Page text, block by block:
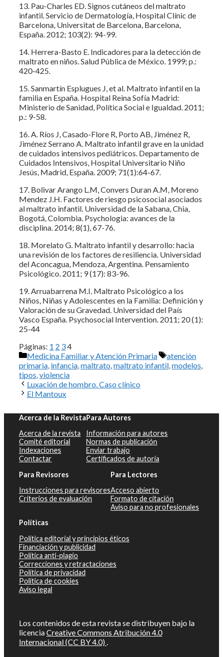
13. Pau-Charles ED. Signos cutáneos del maltrato
infantil. Servicio de Dermatología, Hospital Clínic de
Barcelona, Universitat de Barcelona, Barcelona,
España. 2012; 103(2): 94-99.
14. Herrera-Basto E. Indicadores para la detección de
maltrato en niños. Salud Pública de México. 1999; p.:
420-425.
15. Sanmartín Esplugues J, et al. Maltrato infantil en la
familia en España. Hospital Reina Sofía Madrid:
Ministerio de Sanidad, Política Social e Igualdad. 2011;
p.: 9-58.
16. A. Ríos J, Casado-Flore R, Porto AB, Jiménez R,
Jiménez Serrano A. Maltrato infantil grave en la unidad
de cuidados intensivos pediátricos. Departamento de
Cuidados Intensivos, Hospital Universitario Niño
Jesús, Madrid, España. 2009; 71(1):64-67.
17. Bolivar Arango L.M, Convers Duran A.M, Moreno
Mendez J.H. Factores de riesgo psicosocial asociados
al maltrato infantil. Universidad de la Sabana, Chia,
Bogotá, Colombia. Psychologia: avances de la
disciplina. 2014; 8(1), 67-76.
18. Morelato G. Maltrato infantil y desarrollo: hacia
una revisión de los factores de resiliencia. Universidad
del Aconcagua, Mendoza, Argentina. Pensamiento
Psicológico. 2011; 9 (17): 83-96.
19. Arruabarrena M.I. Maltrato Psicológico a los
Niños, Niñas y Adolescentes en la Familia: Definición y
Valoración de su Gravedad. Universidad del País
Vasco España. Psychosocial Intervention. 2011; 20 (1):
25-44
Páginas: 1 2 34
Categorías
Medicina Familiar y Atención Primaria Etiquetas
atención
primaria infancia maltrato maltrato infantil modelos
tipos violencia
Luxación de hombro. Caso clínico
El Mantoux
Acerca de la Revista
Acerca de la revista
Comité editorial
Indexaciones
Contactar
Para Autores
Información para autores
Normas de publicación
Enviar trabajo
Certificados de autoría
Para Revisores
Instrucciones para revisores
Criterios de evaluación
Para Lectores
Acceso abierto
Formato de citación
Aviso para no profesionales
Políticas
Política editorial y principios éticos
Financiación y publicidad
Política anti-plagio
Correcciones y retractaciones
Política de privacidad
Política de cookies
Aviso legal
Los contenidos de esta revista se distribuyen bajo la
licenciaCreative Commons Atribución 4.0
Internacional (CC BY 4.0) .